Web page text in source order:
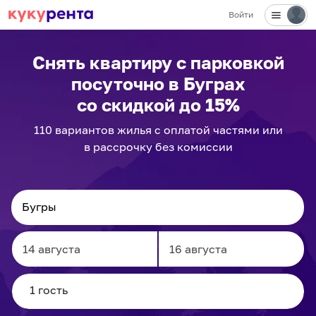
Войти
Снять квартиру с парковкой
посуточно в Буграх
со скидкой до 15%
110 вариантовжилья с оплатой частями или
в рассрочку без комиссии
Navigate
forward
to
Navigate
to
✕